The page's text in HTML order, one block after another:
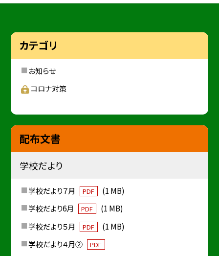
カテゴリ
お知らせ
コロナ対策
配布文書
学校だより
学校だより７月 PDF
(1 MB)
学校だより6月
PDF
(1 MB)
学校だより５月
PDF
(1 MB)
学校だより４月②
PDF